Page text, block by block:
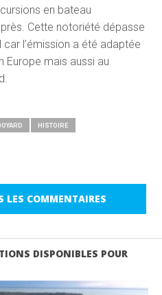
en bateau
Cette notoriété dépasse
l’émission a été adaptée
Europe mais aussi au
HISTOIRE
LES COMMENTAIRES
DISPONIBLES POUR